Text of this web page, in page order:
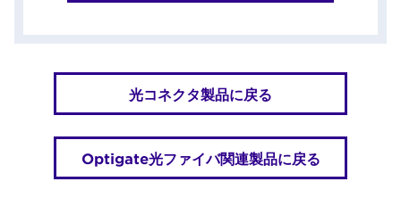
光コネクタ製品に戻る
Optigate光ファイバ関連製品に戻る